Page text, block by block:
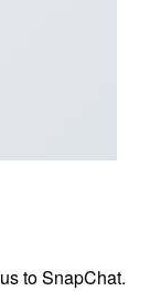
to SnapChat.